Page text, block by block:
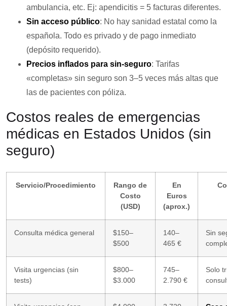
ambulancia, etc. Ej: apendicitis = 5 facturas diferentes.
Sin acceso público: No hay sanidad estatal como la
española. Todo es privado y de pago inmediato
(depósito requerido).
Precios inflados para sin-seguro: Tarifas
«completas» sin seguro son 3–5 veces más altas que
las de pacientes con póliza.
Costos reales de emergencias
médicas en Estados Unidos (sin
seguro)
Servicio/Procedimiento
Rango de
Costo
(USD)
En
Euros
(aprox.)
Consulta médica general
$150–
$500
140–
465 €
Sin
Visita urgencias (sin
tests)
$800–
$3.000
745–
2.790 €
Solo